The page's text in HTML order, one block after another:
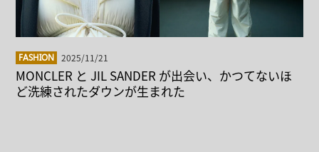
FASHION 2025/11/21
MONCLER と JIL SANDER が出会い、かつてないほ
ど洗練されたダウンが生まれた